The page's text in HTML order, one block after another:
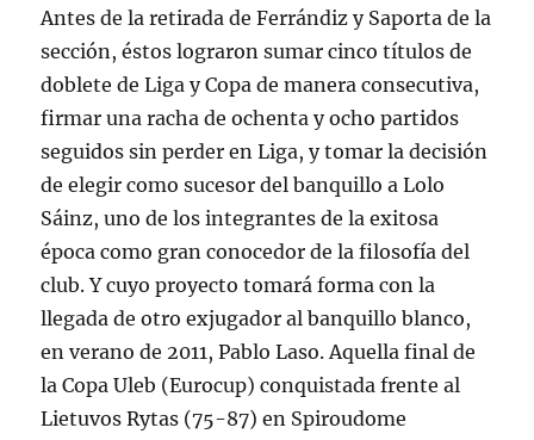
Antes de la retirada de Ferrándiz y Saporta de la
sección, éstos lograron sumar cinco títulos de
doblete de Liga y Copa de manera consecutiva,
firmar una racha de ochenta y ocho partidos
seguidos sin perder en Liga, y tomar la decisión
de elegir como sucesor del banquillo a Lolo
Sáinz, uno de los integrantes de la exitosa
época como gran conocedor de la filosofía del
club. Y cuyo proyecto tomará forma con la
llegada de otro exjugador al banquillo blanco,
en verano de 2011, Pablo Laso. Aquella final de
la Copa Uleb (Eurocup) conquistada frente al
Lietuvos Rytas (75-87) en Spiroudome